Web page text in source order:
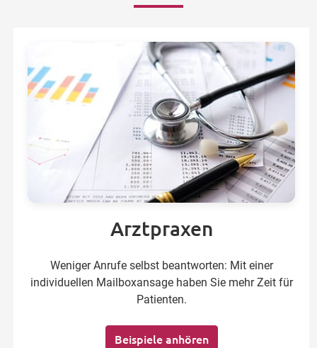
Arztpraxen
Weniger Anrufe selbst beantworten: Mit einer
individuellen Mailboxansage haben Sie mehr Zeit für
Patienten.
Beispiele anhören